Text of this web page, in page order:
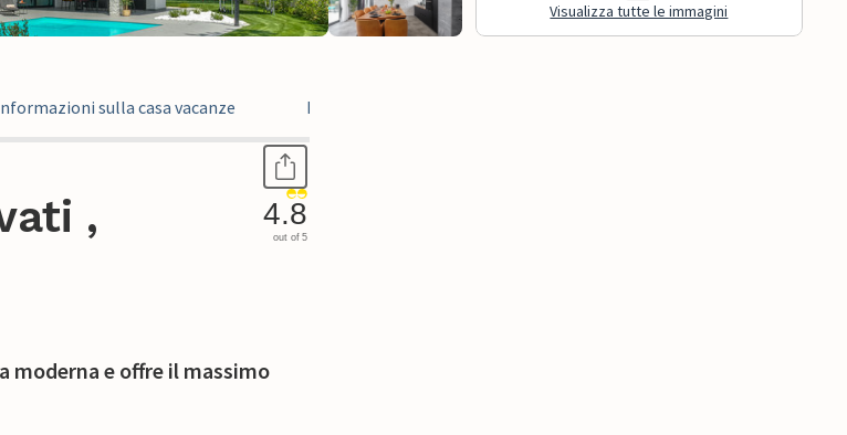
Visualizza tutte le immagini
sulla casa vacanze Recensioni
,
4.8
out of 5
e offre il massimo